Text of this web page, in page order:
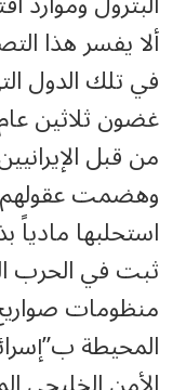
ألا يفسر هذا
في تلك الدول
غضون ثلاثين
من قبل
وهضمت عقولهم
استحلبها مادياً
ثبت في الحرب
منظومات صواريخ
المحيطة